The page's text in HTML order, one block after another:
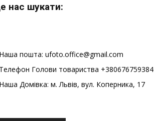
нас шукати:
пошта: ufoto.office@gmail.com
Голови товариства +380676759384
Домівка: м. Львів, вул. Коперника, 17